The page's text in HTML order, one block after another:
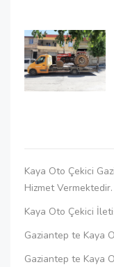
Kaya Oto Çekici
Hizmet Vermektedir.
Kaya Oto Çekici
Gaziantep te Kaya
Gaziantep te Kaya